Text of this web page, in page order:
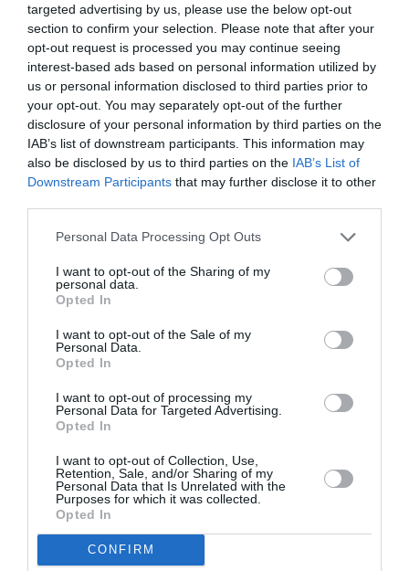
targeted advertising by us, please use the below opt-out
section to confirm your selection. Please note that after your
opt-out request is processed you may continue seeing
interest-based ads based on personal information utilized by
us or personal information disclosed to third parties prior to
your opt-out. You may separately opt-out of the further
disclosure of your personal information by third parties on the
IAB’s list of downstream participants. This information may
also be disclosed by us to third parties on the IAB’s List of
Downstream Participants that may further disclose it to other
Personal Data Processing Opt Outs
I want to opt-out of the Sharing of my
personal data.
Opted In
I want to opt-out of the Sale of my
Personal Data.
Opted In
I want to opt-out of processing my
Personal Data for Targeted Advertising.
Opted In
I want to opt-out of Collection, Use,
Retention, Sale, and/or Sharing of my
Personal Data that Is Unrelated with the
Purposes for which it was collected.
Opted In
CONFIRM
Un PNC qui croit que l’avion va à un endroit ne se
demande pas forcément s’il ira à une autre
destination. C’est du ressort des pilotes.
RÉPONDRE
inukshuka commenté :
26 mars 2019 - 12 h 20 min
Edimbourg et d'une bourde !a
commenté :
26 mars 2019 - 22 h 14 min
En tout cas les passagers étaient morts de rire à l’atterrissage
Heureusement ils avaient de l’humour et de la bonne humeur !
Une bonne mais surtout rare expérience !
czla commenté :
26 mars 2019 - 22 h 49